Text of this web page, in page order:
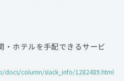
ホテルを手配できるサービ
docs/column/slack_info/1282489.html